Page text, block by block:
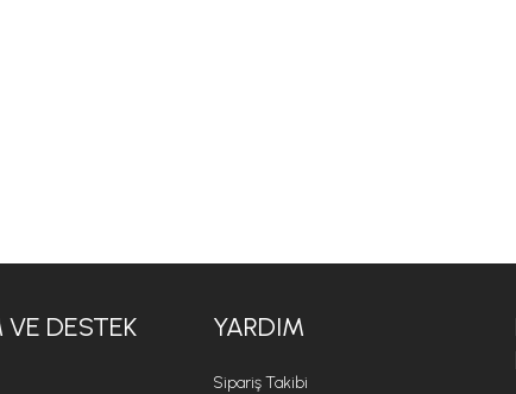
VE DESTEK YARDIM
Sipariş Takibi